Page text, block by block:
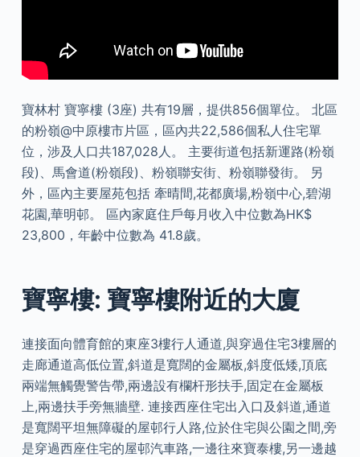
寶林村 寶寧樓 (3座) 共有19層，提供856個單位。 北區
的粉嶺@中原樓市片區，區內共22,586個私人住宅單
位，涉及人口共187,028人。 主要街道包括新運路(粉嶺
段)、馬會道(粉嶺段)、粉嶺聯安街、粉嶺聯發街。 另
外，區內主要屋苑包括 牽晴間,花都廣場,粉嶺中心,碧湖
花園,華明邨。 區內家庭住戶每月收入中位數為HK$
23,800，年齡中位數為 41.8歲。
寶寧樓: 寶寧樓附近的大廈
連接面向體育館的東座3樓行人通道,與穿過住宅3樓層的
走廊通道高低位置,斜道是寬闊的金屬板,斜度低矮,頂底
兩端無觸覺警告帶,兩邊設有欄杆形扶手,固定在金屬板
上,兩邊扶手旁無牆壁. 連接西座住宅出入口及斜道,通道
是寬闊平坦無障礙的屋邨行人路,位於住宅與公園之間,旁
是穿過西座住宅的屋邨汽車路,一邊往來寶泰樓,另一邊越